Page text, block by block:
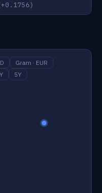
Gram · EUR
5Y